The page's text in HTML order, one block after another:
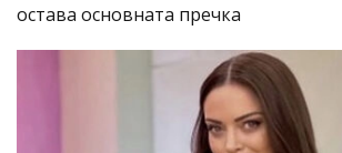
остава основната пречка